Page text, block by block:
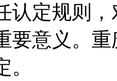
认定规则
要意义。